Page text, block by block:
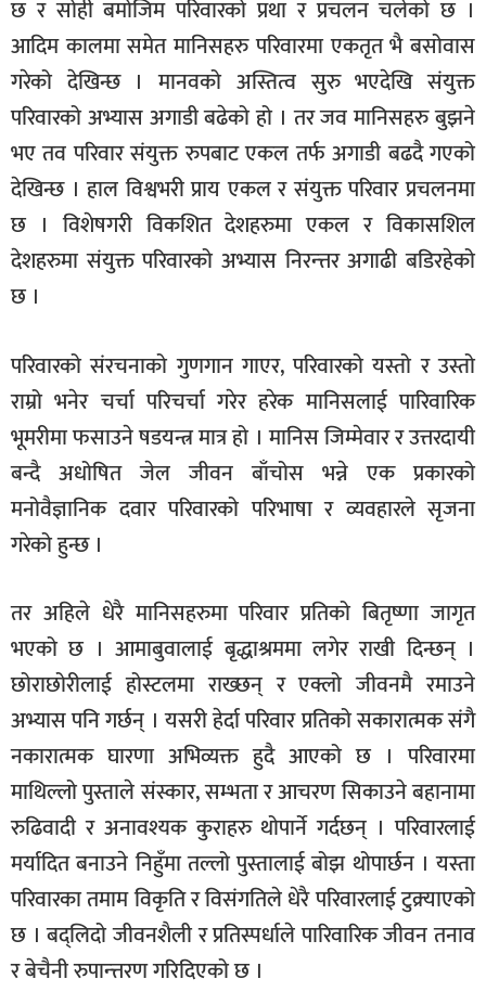
छ र सोही बमोजिम परिवारको प्रथा र प्रचलन चलेको छ ।
आदिम कालमा समेत मानिसहरु परिवारमा एकतृत भै बसोवास
गरेको देखिन्छ । मानवको अस्तित्व सुरु भएदेखि संयुक्त
परिवारको अभ्यास अगाडी बढेको हो । तर जव मानिसहरु बुझने
भए तव परिवार संयुक्त रुपबाट एकल तर्फ अगाडी बढदै गएको
देखिन्छ । हाल विश्वभरी प्राय एकल र संयुक्त परिवार प्रचलनमा
छ । विशेषगरी विकशित देशहरुमा एकल र विकासशिल
देशहरुमा संयुक्त परिवारको अभ्यास निरन्त्तर अगाढी बडिरहेको
छ ।
परिवारको संरचनाको गुणगान गाएर, परिवारको यस्तो र उस्तो
राम्रो भनेर चर्चा परिचर्चा गरेर हरेक मानिसलाई पारिवारिक
भूमरीमा फसाउने षडयन्त्र मात्र हो । मानिस जिम्मेवार र उत्तरदायी
बन्दै अधोषित जेल जीवन बाँचोस भन्ने एक प्रकारको
मनोवैज्ञानिक दवार परिवारको परिभाषा र व्यवहारले सृजना
गरेको हुन्छ ।
तर अहिले धेरै मानिसहरुमा परिवार प्रतिको बितृष्णा जागृत
भएको छ । आमाबुवालाई बृद्धाश्रममा लगेर राखी दिन्छन् ।
छोराछोरीलाई होस्टलमा राख्छन् र एक्लो जीवनमै रमाउने
अभ्यास पनि गर्छन् । यसरी हेर्दा परिवार प्रतिको सकारात्मक संगै
नकारात्मक घारणा अभिव्यक्त हुदै आएको छ । परिवारमा
माथिल्लो पुस्ताले संस्कार, सम्भता र आचरण सिकाउने बहानामा
रुढिवादी र अनावश्यक कुराहरु थोपार्ने गर्दछन् । परिवारलाई
मर्यादित बनाउने निहुँमा तल्लो पुस्तालाई बोझ थोपार्छन । यस्ता
परिवारका तमाम विकृति र विसंगतिले धेरै परिवारलाई टुक्र्याएको
छ । बद्लिदो जीवनशैली र प्रतिस्पर्धाले पारिवारिक जीवन तनाव
र बेचैनी रुपान्त्तरण गरिदिएको छ ।